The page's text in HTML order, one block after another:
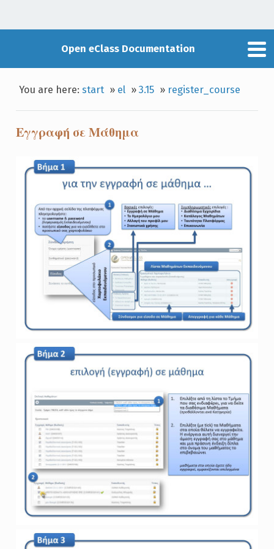
Open eClass Documentation
You are here:start » el »3.15 » register_course
Εγγραφή σε Μάθημα